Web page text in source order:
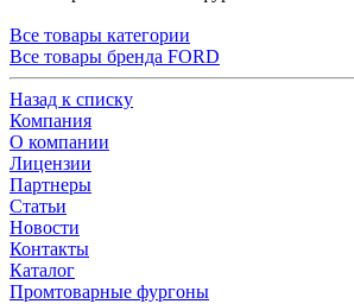
Все товары категории
Все товары бренда FORD
Назад к списку
Компания
О компании
Лицензии
Партнеры
Статьи
Новости
Контакты
Каталог
Промтоварные фургоны